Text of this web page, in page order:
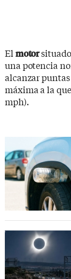
El motor
una potencia
alcanzar puntas
máxima a la
mph).